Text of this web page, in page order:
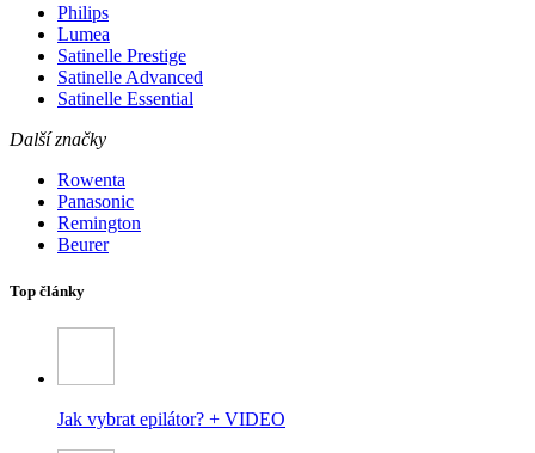
Philips
Lumea
Satinelle Prestige
Satinelle Advanced
Satinelle Essential
Další značky
Rowenta
Panasonic
Remington
Beurer
Top články
Jak vybrat epilátor? + VIDEO